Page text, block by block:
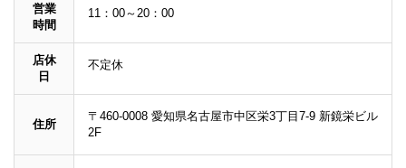
営業
時間
11：00～20：00
店休
日
不定休
住所
〒460-0008 愛知県名古屋市中区栄3丁目7-9 新鏡栄ビル
2F